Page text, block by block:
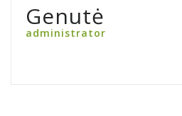
Genutė
administrator